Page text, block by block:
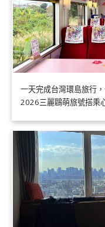
一天完成台灣環島旅行
2026三麗鷗萌旅號搭乘